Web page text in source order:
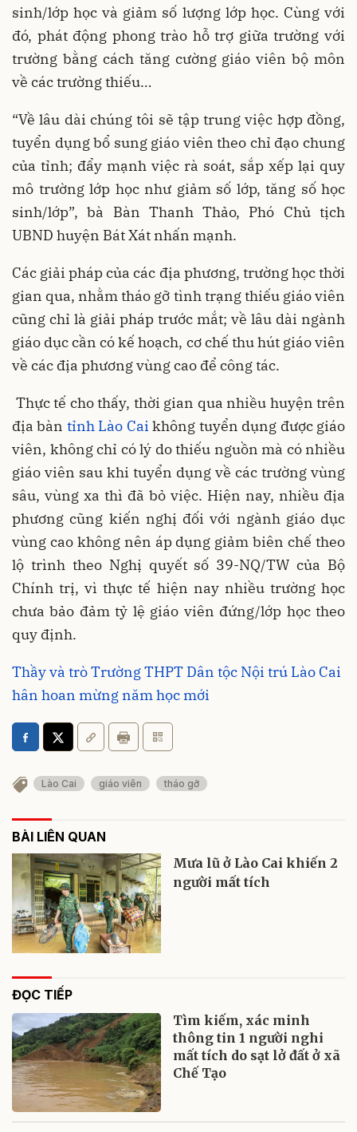
sinh/lớp học và giảm số lượng lớp học. Cùng với
đó, phát động phong trào hỗ trợ giữa trường với
trường bằng cách tăng cường giáo viên bộ môn
về các trường thiếu…
“Về lâu dài chúng tôi sẽ tập trung việc hợp đồng,
tuyển dụng bổ sung giáo viên theo chỉ đạo chung
của tỉnh; đẩy mạnh việc rà soát, sắp xếp lại quy
mô trường lớp học như giảm số lớp, tăng số học
sinh/lớp”, bà Bàn Thanh Thảo, Phó Chủ tịch
UBND huyện Bát Xát nhấn mạnh.
Các giải pháp của các địa phương, trường học thời
gian qua, nhằm tháo gỡ tình trạng thiếu giáo viên
cũng chỉ là giải pháp trước mắt; về lâu dài ngành
giáo dục cần có kế hoạch, cơ chế thu hút giáo viên
về các địa phương vùng cao để công tác.
Thực tế cho thấy, thời gian qua nhiều huyện trên
địa bàn tỉnh Lào Cai không tuyển dụng được giáo
viên, không chỉ có lý do thiếu nguồn mà có nhiều
giáo viên sau khi tuyển dụng về các trường vùng
sâu, vùng xa thì đã bỏ việc. Hiện nay, nhiều địa
phương cũng kiến nghị đối với ngành giáo dục
vùng cao không nên áp dụng giảm biên chế theo
lộ trình theo Nghị quyết số 39-NQ/TW của Bộ
Chính trị, vì thực tế hiện nay nhiều trường học
chưa bảo đảm tỷ lệ giáo viên đứng/lớp học theo
quy định.
Thầy và trò Trường THPT Dân tộc Nội trú Lào Cai
hân hoan mừng năm học mới
Lào Cai giáo viên tháo gỡ
BÀI LIÊN QUAN
Mưa lũ ở Lào Cai khiến 2
người mất tích
ĐỌC TIẾP
Tìm kiếm, xác minh
thông tin 1 người nghi
mất tích do sạt lở đất ở xã
Chế Tạo